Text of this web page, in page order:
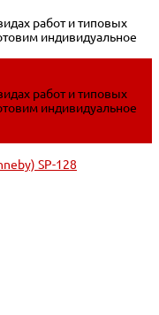
работ и типовых
индивидуальное
работ и типовых
индивидуальное
SP-128